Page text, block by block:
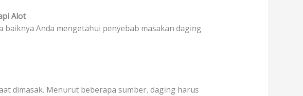
Alot
baiknya Anda mengetahui penyebab masakan daging
dimasak. Menurut beberapa sumber, daging harus